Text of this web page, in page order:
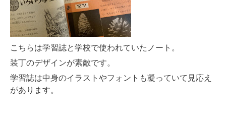
こちらは学習誌と学校で使われていたノート。
装丁のデザインが素敵です。
学習誌は中身のイラストやフォントも凝っていて見応え
があります。